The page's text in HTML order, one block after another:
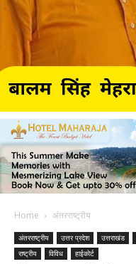
Home अंतरराष्ट्रीय
अंतरराष्ट्रीय उत्तर प्रदेश उत्तराखंड
राष्ट्रीय
विविध हाईकोर्ट